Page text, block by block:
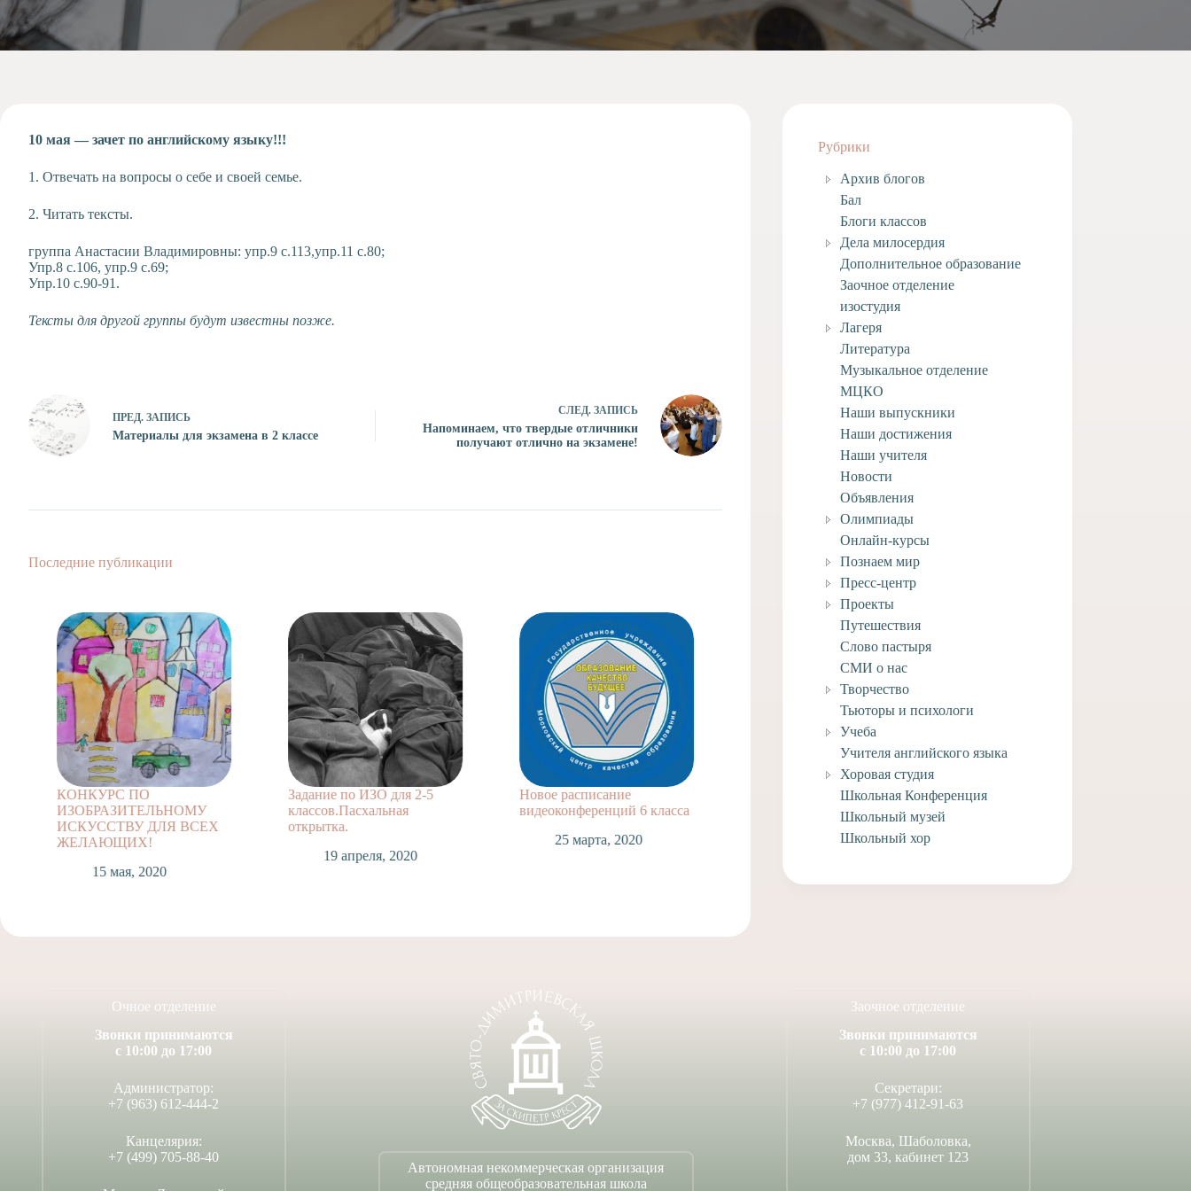
Проекты
отделение
Служба
служба
10 мая — зачет по английскому языку!!!
1. Отвечать на вопросы о себе и своей семье.
2. Читать тексты.
группа Анастасии Владимировны: упр.9 с.113,упр.11 с.80;
Упр.8 с.106, упр.9 с.69;
Упр.10 с.90-91.
Тексты для другой группы будут известны позже.
ПРЕД. ЗАПИСЬ
Материалы для экзамена в 2 классе
СЛЕД. ЗАПИСЬ
Напоминаем, что твердые отличники
получают отлично на экзамене!
Последние публикации
КОНКУРС ПО
ИЗОБРАЗИТЕЛЬНОМУ
ИСКУССТВУ ДЛЯ ВСЕХ
ЖЕЛАЮЩИХ!
15 мая, 2020
Задание по ИЗО для 2-5
классов.Пасхальная
открытка.
19 апреля, 2020
Новое расписание
видеоконференций 6 класса
25 марта, 2020
Домашнее задание по ИЗО
для 4 класса к 27 марта.
23 марта, 2020
Рубрики
Архив блогов
Бал
Блоги классов
Дела милосердия
Дополнительное образование
Заочное отделение
изостудия
Лагеря
Литература
Музыкальное отделение
МЦКО
Наши выпускники
Наши достижения
Наши учителя
Новости
Объявления
Олимпиады
Онлайн-курсы
Познаем мир
Пресс-центр
Проекты
Путешествия
Слово пастыря
СМИ о нас
Творчество
Тьюторы и психологи
Учеба
Учителя английского языка
Хоровая студия
Школьная Конференция
Школьный музей
Школьный хор
Очное отделение
Звонки принимаются
с 10:00 до 17:00
Администратор:
+7 (963) 612-444-2
Канцелярия:
+7 (499) 705-88-40
Автономная некоммерческая организация
средняя общеобразовательная школа
Заочное отделение
Звонки принимаются
с 10:00 до 17:00
Секретари:
+7 (977) 412-91-63
Москва, Шаболовка,
дом 33, кабинет 123